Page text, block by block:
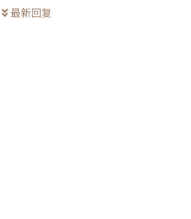
最新回复